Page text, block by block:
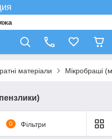
матеріали Мікробраші
0 Фільтри